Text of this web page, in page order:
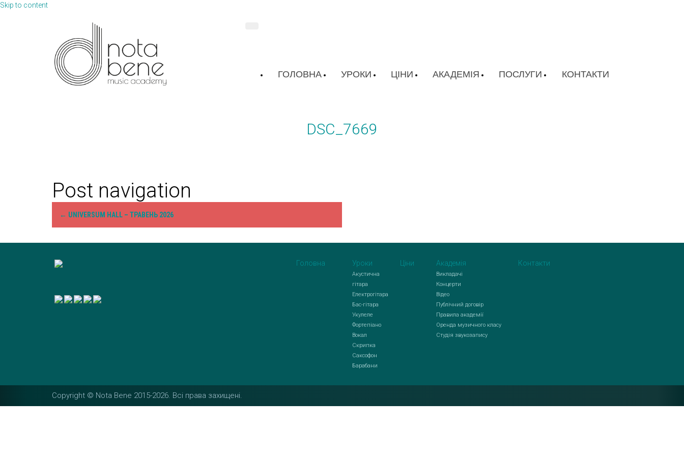
Skip to content
ГОЛОВНА УРОКИ ЦІНИ АКАДЕМІЯ ПОСЛУГИ КОНТАКТИ
DSC_7669
Post navigation
← UNIVERSUM HALL – ТРАВЕНЬ 2026
Головна Уроки
Акустична
гітара
Електрогітара
Бас-гітара
Укулеле
Фортепіано
Вокал
Скрипка
Саксофон
Барабани
Ціни Академія
Викладачі
Концерти
Відео
Публічний договір
Правила академії
Оренда музичного класу
Студія звукозапису
Контакти
Copyright © Nota Bene 2015-2026. Вcі права захищені.